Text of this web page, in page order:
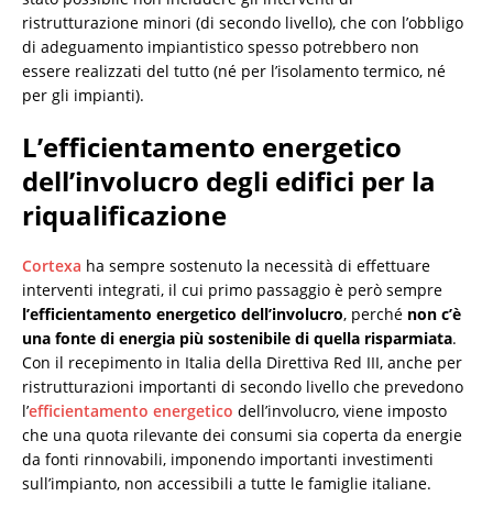
ristrutturazione minori (di secondo livello), che con l’obbligo
di adeguamento impiantistico spesso potrebbero non
essere realizzati del tutto (né per l’isolamento termico, né
per gli impianti).
L’efficientamento energetico
dell’involucro degli edifici per la
riqualificazione
Cortexa ha sempre sostenuto la necessità di effettuare
interventi integrati, il cui primo passaggio è però sempre
l’efficientamento energetico dell’involucro, perché non c’è
una fonte di energia più sostenibile di quella risparmiata.
Con il recepimento in Italia della Direttiva Red III, anche per
ristrutturazioni importanti di secondo livello che prevedono
l’efficientamento energetico dell’involucro, viene imposto
che una quota rilevante dei consumi sia coperta da energie
da fonti rinnovabili, imponendo importanti investimenti
sull’impianto, non accessibili a tutte le famiglie italiane.